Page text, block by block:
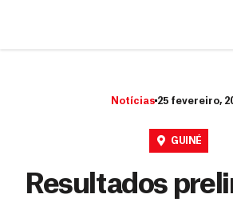
Notícias 25 fevereiro,
GUINÉ
Resultados
a
r